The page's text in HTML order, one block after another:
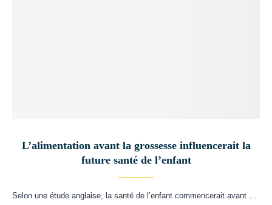
L’alimentation avant la grossesse influencerait la
future santé de l’enfant
Selon une étude anglaise, la santé de l’enfant commencerait avant …